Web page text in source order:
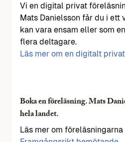
Vi en digital privat
Mats Danielsson får du i ett
kan vara ensam eller som
flera deltagare.
Läs mer om en digitalt
Boka en föreläsning. Mats
hela landet.
Läs mer om föreläsningarna